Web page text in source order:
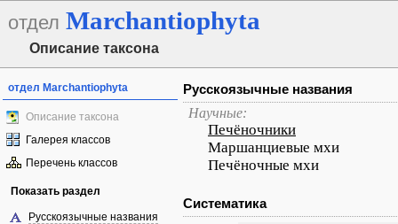
отдел Marchantiophyta
Описание таксона
отдел Marchantiophyta
Описание таксона
Галерея классов
Перечень классов
Показать раздел
Русскоязычные названия
Русскоязычные названия
Научные:
Печёночники
Маршанциевые мхи
Печёночные мхи
Систематика